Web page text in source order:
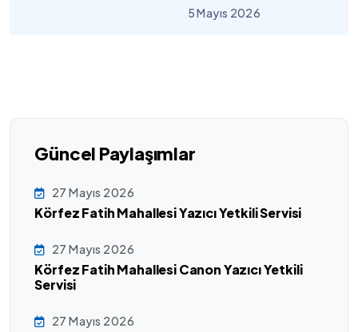
5 Mayıs 2026
Güncel Paylaşımlar
27 Mayıs 2026
Körfez Fatih Mahallesi Yazıcı Yetkili Servisi
27 Mayıs 2026
Körfez Fatih Mahallesi Canon Yazıcı Yetkili
Servisi
27 Mayıs 2026